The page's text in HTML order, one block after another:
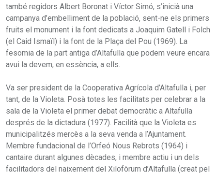
també regidors Albert Boronat i Víctor Simó, s’inicià una
campanya d’embelliment de la població, sent-ne els primers
fruits el monument i la font dedicats a Joaquim Gatell i Folch
(el Caid Ismaïl) i la font de la Plaça del Pou (1969). La
fesomia de la part antiga d’Altafulla que podem veure encara
avui la devem, en essència, a ells.
Va ser president de la Cooperativa Agrícola d’Altafulla i, per
tant, de la Violeta. Posà totes les facilitats per celebrar a la
sala de la Violeta el primer debat democràtic a Altafulla
després de la dictadura (1977). Facilità que la Violeta es
municipalitzés mercès a la seva venda a l’Ajuntament.
Membre fundacional de l’Orfeó Nous Rebrots (1964) i
cantaire durant algunes dècades, i membre actiu i un dels
facilitadors del naixement del Xilofòrum d’Altafulla (creat pel